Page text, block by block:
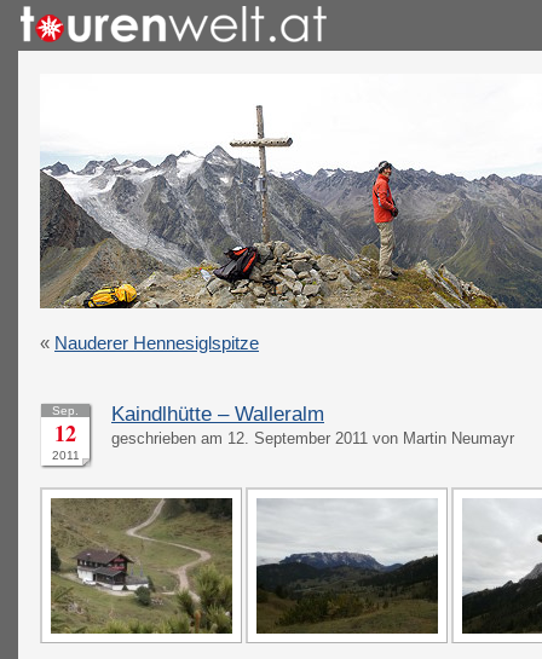
« Nauderer Hennesiglspitze
Sep.
12
2011
Kaindlhütte – Walleralm
geschrieben am 12. September 2011 von Martin Neumayr